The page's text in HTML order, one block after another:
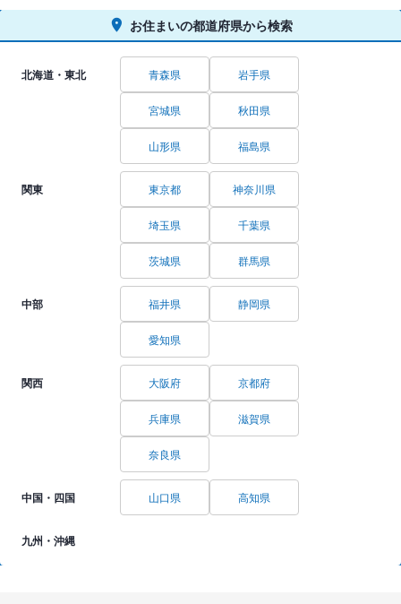
お住まいの都道府県から検索
北海道・東北 青森県 岩手県
宮城県 秋田県
山形県 福島県
関東 東京都 神奈川県
埼玉県 千葉県
茨城県 群馬県
中部 福井県 静岡県
愛知県
関西 大阪府 京都府
兵庫県 滋賀県
奈良県
中国・四国 山口県 高知県
九州・沖縄